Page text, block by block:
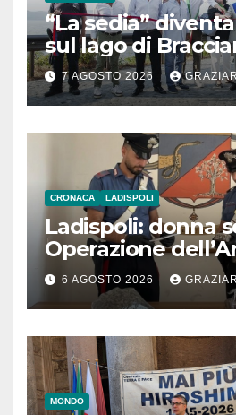
“La sedia”
sul lago di
l’inaugurazione
7 AGOSTO 2026
CRONACA LADISPOLI
Ladispoli: donna
Operazione
6 AGOSTO 2026
MONDO